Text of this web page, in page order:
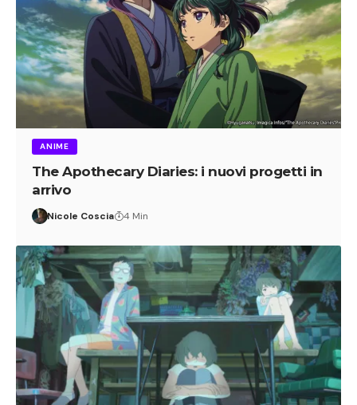
ANIME
The Apothecary Diaries: i nuovi progetti in
arrivo
Nicole Coscia 4 Min